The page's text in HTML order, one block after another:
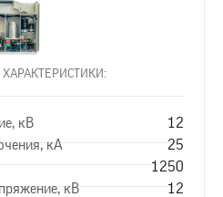
кВ
12
кА
25
1250
кВ
12